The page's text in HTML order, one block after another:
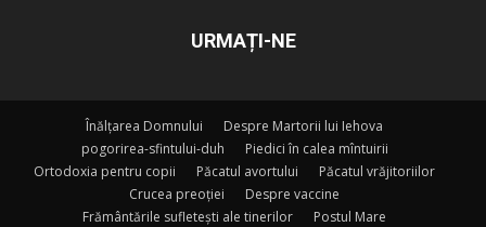
URMAȚI-NE
Înălțarea Domnului
Despre Martorii lui Iehova
pogorirea-sfintului-duh
Piedici în calea mîntuirii
Ortodoxia pentru copii
Păcatul avortului
Păcatul vrăjitoriilor
Crucea preoției
Despre vaccine
Frământările sufletești ale tinerilor
Postul Mare